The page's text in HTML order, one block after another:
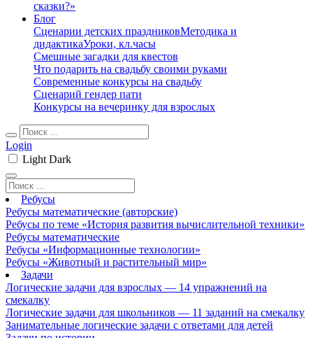
сказки?»
Блог
Сценарии детских праздниковМетодика и
дидактикаУроки, кл.часы
Смешные загадки для квестов
Что подарить на свадьбу своими руками
Современные конкурсы на свадьбу
Сценарий гендер пати
Конкурсы на вечеринку для взрослых
Login
Light Dark
Ребусы
Ребусы математические (авторские)
Ребусы по теме «История развития вычислительной техники»
Ребусы математические
Ребусы «Информационные технологии»
Ребусы «Животный и растительный мир»
Задачи
Логические задачи для взрослых — 14 упражнений на
смекалку
Логические задачи для школьников — 11 заданий на смекалку
Занимательные логические задачи с ответами для детей